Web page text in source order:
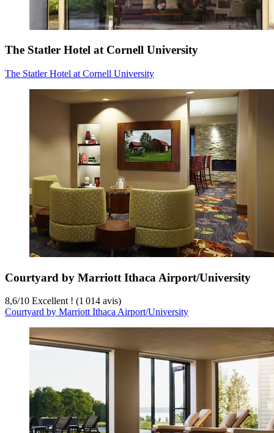
The Statler Hotel at Cornell University
The Statler Hotel at Cornell University
Courtyard by Marriott Ithaca Airport/University
8,6/10 Excellent ! (1 014 avis)
Courtyard by Marriott Ithaca Airport/University